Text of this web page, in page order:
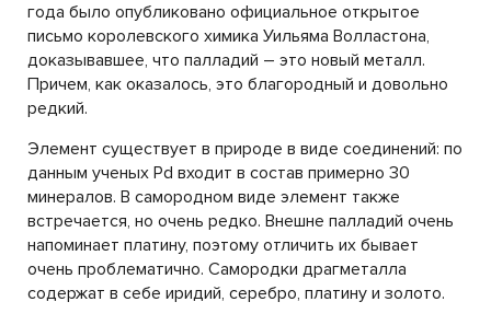
года было опубликовано официальное открытое
письмо королевского химика Уильяма Волластона,
доказывавшее, что палладий – это новый металл.
Причем, как оказалось, это благородный и довольно
редкий.
Элемент существует в природе в виде соединений: по
данным ученых Pd входит в состав примерно 30
минералов. В самородном виде элемент также
встречается, но очень редко. Внешне палладий очень
напоминает платину, поэтому отличить их бывает
очень проблематично. Самородки драгметалла
содержат в себе иридий, серебро, платину и золото.